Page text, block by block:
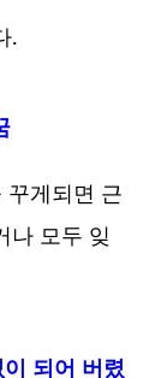
.
꾸게되면 근
나 모두 잊
되어 버렸